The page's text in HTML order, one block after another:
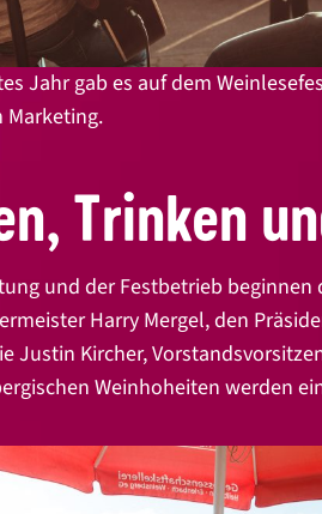
Jahr gab es auf dem
Marketing.
Trinken
und der Festbetrieb
Harry Mergel, den
Justin Kircher,
Weinhoheiten werden